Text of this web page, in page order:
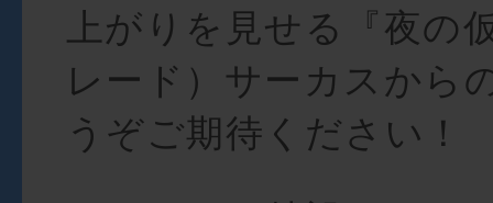
上がりを見せる『夜の
レード）サーカスから
うぞご期待ください！